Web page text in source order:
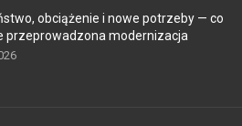
obciążenie i nowe potrzeby — co
przeprowadzona modernizacja